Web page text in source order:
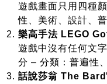
遊戲畫面只用四種
性、美術、設計、
樂高手法LEGO
遊戲中沒有任何文
分 – 分類：普遍性
話說莎翁 The